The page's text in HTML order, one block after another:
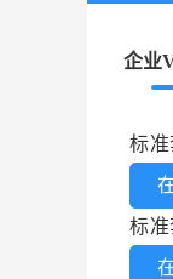
企业
标准
标准